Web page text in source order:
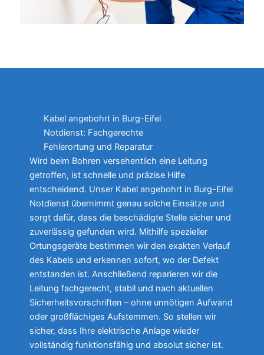
Kabel angebohrt in Burg-Eifel
Notdienst: Fachgerechte
Fehlerortung und Reparatur
Wird beim Bohren versehentlich eine Leitung
getroffen, ist schnelle und präzise Hilfe
entscheidend. Unser Kabel angebohrt in Burg-Eifel
Notdienst übernimmt genau solche Einsätze und
sorgt dafür, dass die beschädigte Stelle sicher und
zuverlässig gefunden wird. Mithilfe spezieller
Ortungsgeräte bestimmen wir den exakten Verlauf
des Kabels und erkennen sofort, wo der Defekt
entstanden ist. Anschließend reparieren wir die
Leitung fachgerecht, stabil und nach aktuellen
Sicherheitsvorschriften – ohne unnötigen Aufwand
oder großflächiges Aufstemmen. So stellen wir
sicher, dass Ihre elektrische Anlage wieder
vollständig funktionsfähig und absolut sicher ist.